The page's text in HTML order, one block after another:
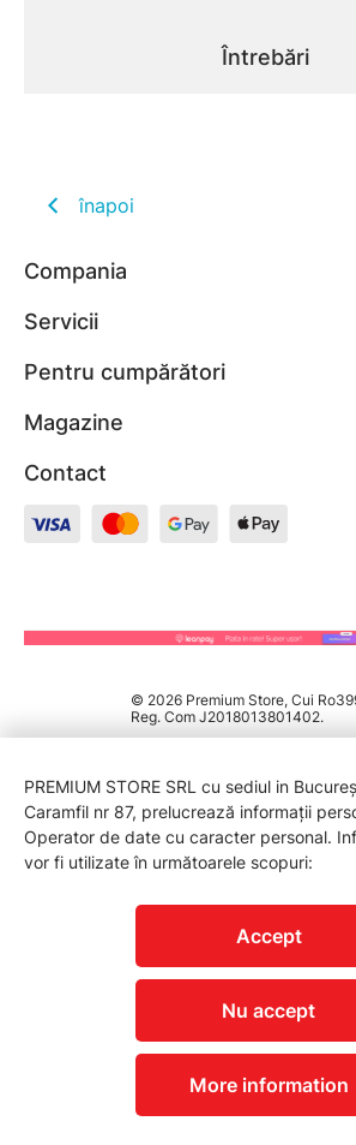
Întrebări
înapoi
Compania
Servicii
Pentru cumpărători
Magazine
Contact
© 2026 Premium Store, Cui
Reg. Com J2018013801402.
PREMIUM STORE SRL cu sediul in
Caramfil nr 87, prelucrează informații
Operator de date cu caracter personal.
vor fi utilizate în următoarele scopuri:
Accept
Nu accept
More information